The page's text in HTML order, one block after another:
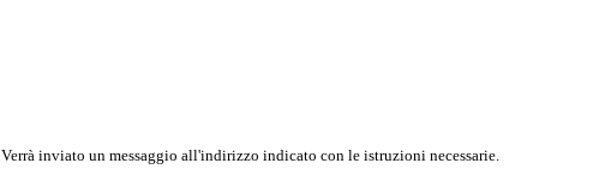
Verrà inviato un messaggio all'indirizzo indicato con le istruzioni necessarie.